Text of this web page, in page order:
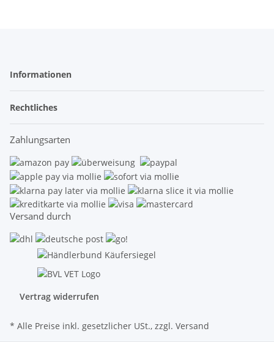
Informationen
Rechtliches
Zahlungsarten
Versand durch
Vertrag widerrufen
* Alle Preise inkl. gesetzlicher USt., zzgl. Versand